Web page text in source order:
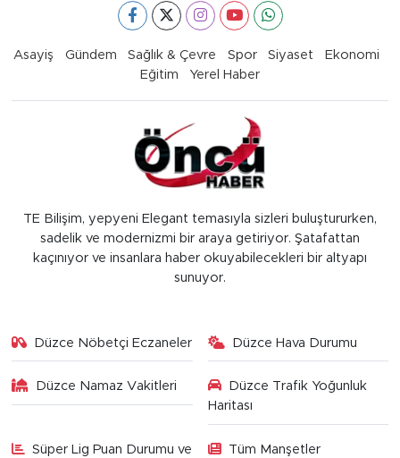
Asayiş Gündem Sağlık & Çevre Spor Siyaset
Ekonomi
Eğitim
Yerel Haber
TE Bilişim, yepyeni Elegant temasıyla sizleri buluştururken,
sadelik ve modernizmi bir araya getiriyor. Şatafattan
kaçınıyor ve insanlara haber okuyabilecekleri bir altyapı
sunuyor.
Düzce Nöbetçi Eczaneler Düzce Hava Durumu
Düzce Namaz Vakitleri
Düzce Trafik Yoğunluk
Haritası
Süper Lig Puan Durumu ve Tüm Manşetler